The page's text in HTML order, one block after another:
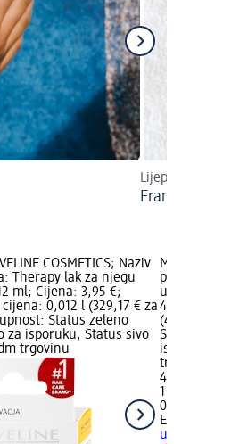
Lijepi nokti
Francuska
COSMETICS; Naziv
Therapy lak za njegu
ml; Cijena: 3,95 €;
0,012 l (329,17 € za
Status zeleno
za isporuku, Status sivo
trgovinu
Marka:
proizvoda:
4,35 €;
(4,35 € za
Status
isporuku,
trgovinu
4,35 €
1 kom.
EVELINE